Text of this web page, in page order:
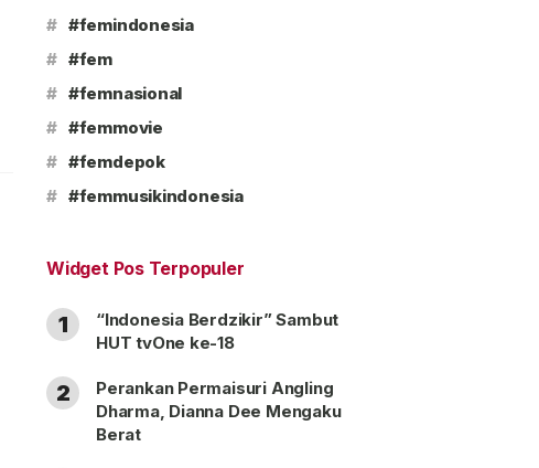
# #femindonesia
# #fem
# #femnasional
# #femmovie
# #femdepok
# #femmusikindonesia
Widget Pos Terpopuler
1
“Indonesia Berdzikir” Sambut
HUT tvOne ke-18
2
Perankan Permaisuri Angling
Dharma, Dianna Dee Mengaku
Berat